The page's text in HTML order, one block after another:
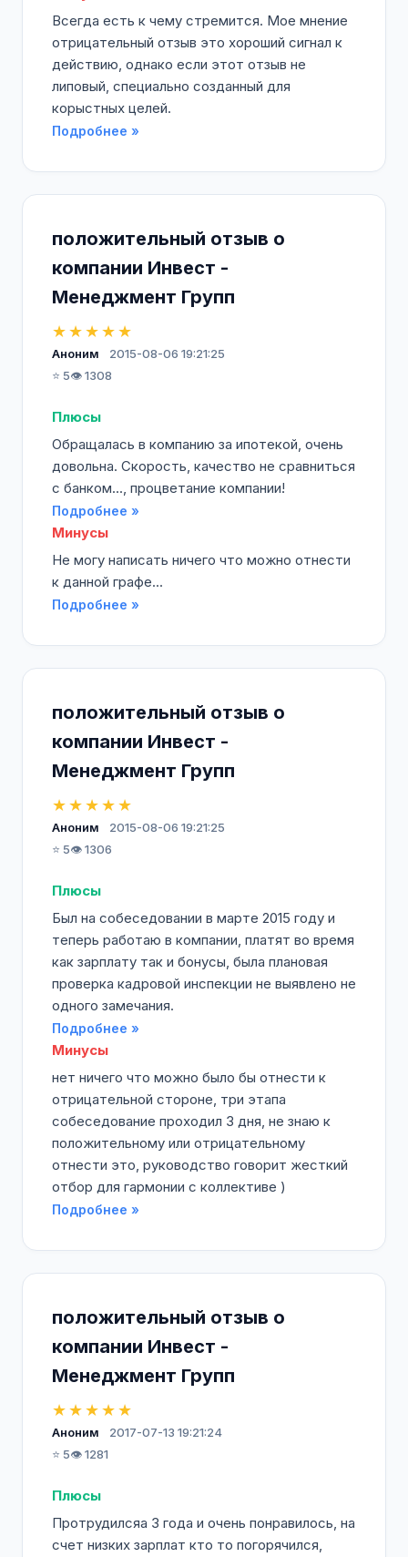
Всегда есть к чему стремится. Мое мнение
отрицательный отзыв это хороший сигнал к
действию, однако если этот отзыв не
липовый, специально созданный для
корыстных целей.
Подробнее »
положительный отзыв о
компании Инвест -
Менеджмент Групп
★★★★★
Аноним
2015-08-06 19:21:25
⭐ 5👁️ 1308
Плюсы
Обращалась в компанию за ипотекой, очень
довольна. Скорость, качество не сравниться
с банком..., процветание компании!
Подробнее »
Минусы
Не могу написать ничего что можно отнести
к данной графе...
Подробнее »
положительный отзыв о
компании Инвест -
Менеджмент Групп
★★★★★
Аноним
2015-08-06 19:21:25
⭐ 5👁️ 1306
Плюсы
Был на собеседовании в марте 2015 году и
теперь работаю в компании, платят во время
как зарплату так и бонусы, была плановая
проверка кадровой инспекции не выявлено не
одного замечания.
Подробнее »
Минусы
нет ничего что можно было бы отнести к
отрицательной стороне, три этапа
собеседование проходил 3 дня, не знаю к
положительному или отрицательному
отнести это, руководство говорит жесткий
отбор для гармонии с коллективе )
Подробнее »
положительный отзыв о
компании Инвест -
Менеджмент Групп
★★★★★
Аноним
2017-07-13 19:21:24
⭐ 5👁️ 1281
Плюсы
Протрудилсяа 3 года и очень понравилось, на
счет низких зарплат кто то погорячился,